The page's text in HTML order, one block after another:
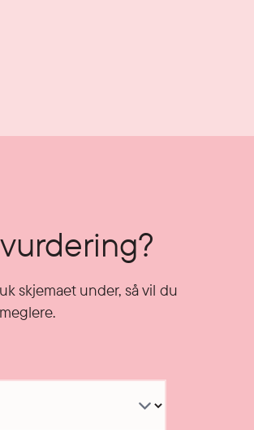
skjemaet under, så vil du